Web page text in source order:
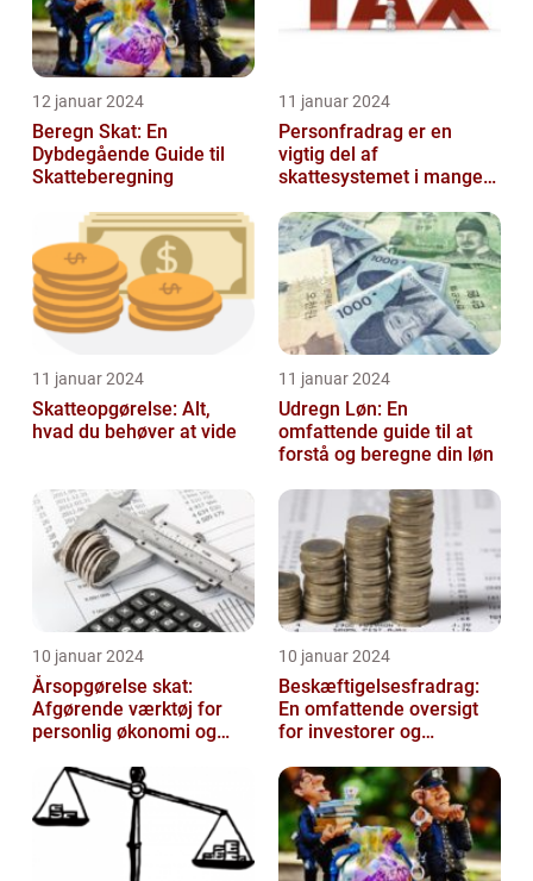
12 januar 2024
Beregn Skat: En
Dybdegående Guide til
Skatteberegning
11 januar 2024
Personfradrag er en
vigtig del af
skattesystemet i mange
11 januar 2024
Skatteopgørelse: Alt,
hvad du behøver at vide
11 januar 2024
Udregn Løn: En
omfattende guide til at
forstå og beregne din løn
10 januar 2024
Årsopgørelse skat:
Afgørende værktøj for
personlig økonomi og
10 januar 2024
Beskæftigelsesfradrag:
En omfattende oversigt
for investorer og